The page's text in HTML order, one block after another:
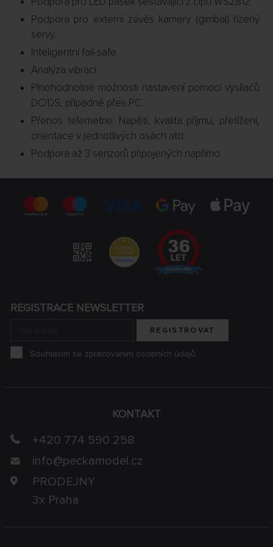
Podpora pro externí závěs kamery (gimbal) řízený
servy.
Inteligentní fail-safe.
Analýza vibrací.
Plnohodnotné možnosti nastavení pomocí vysílačů
DC/DS, případně přes PC.
Přenos telemetrie: Napětí, kvalita příjmu, přetížení,
orientace v jednotlivých osách atd.
Podpora až 3 senzorů připojených napřímo.
KONTAKT
+420 774 590 258
info@peckamodel.cz
PRODEJNY
3x Praha
REGISTRACE NEWSLETTER
REGISTROVAT
Souhlasím se zpracováním osobních údajů